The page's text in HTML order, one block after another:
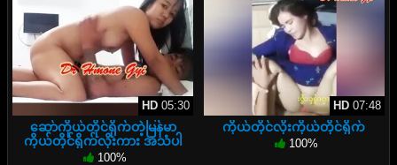
HD05:30
ဆော်ကိုယ်တိုင်ရိုက်တဲ့မြန်မာ
ကိုယ်တိုင်ရိုက်လိုးကား အသံပါ
100%
HD07:48
ကိုယ်တိုင်လိုးကိုယ်တိုင်ရိုက်
100%